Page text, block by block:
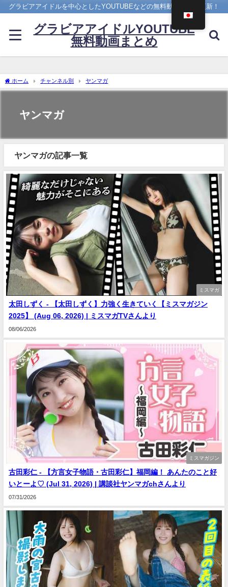
グラビアアイドルを中心としたYOUTUBEなどの無料動画を日々更新！
グラビアアイドルYOUTUBE
無料動画まとめ
ホーム チャンネル別 ヤンマガ
ヤンマガ
ヤンマガの記事一覧
ミスマガ
太田しずく - 【太田しずく】力強く生きていく【ミスマガジン
2025】 (Aug 06, 2026) | ミスマガTVさんより
08/06/2026
ミスマガジン
古田彩仁 - 【方言女子物語・古田彩仁】福岡編！ あんたのこと好
いとーよ♡ (Jul 31, 2026) | 講談社ヤンマガchさんより
07/31/2026